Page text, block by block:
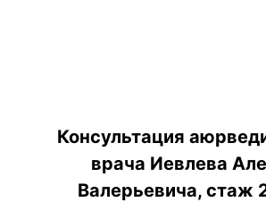
Консультация
врача Иевлева
Валерьевича, стаж